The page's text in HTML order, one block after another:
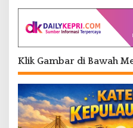
Klik Gambar di Bawah